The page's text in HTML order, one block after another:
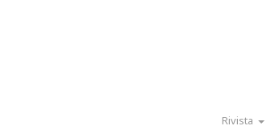
Rivista